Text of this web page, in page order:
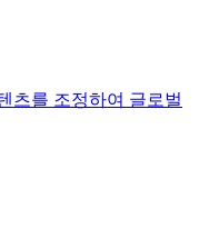
츠를 조정하여 글로벌